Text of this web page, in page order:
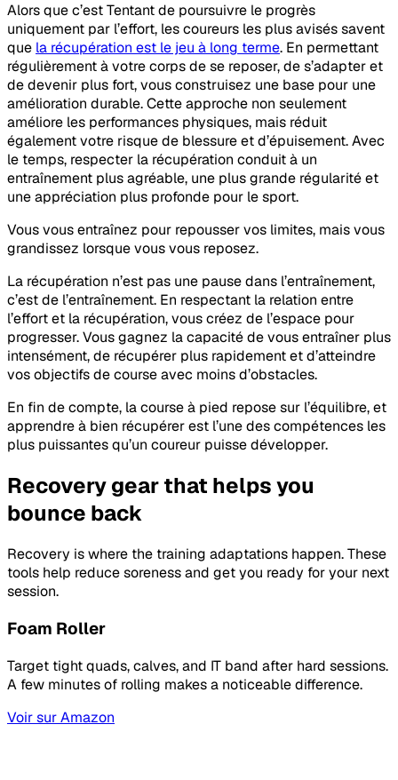
Alors que c’est Tentant de poursuivre le progrès
uniquement par l’effort, les coureurs les plus avisés savent
que la récupération est le jeu à long terme. En permettant
régulièrement à votre corps de se reposer, de s’adapter et
de devenir plus fort, vous construisez une base pour une
amélioration durable. Cette approche non seulement
améliore les performances physiques, mais réduit
également votre risque de blessure et d’épuisement. Avec
le temps, respecter la récupération conduit à un
entraînement plus agréable, une plus grande régularité et
une appréciation plus profonde pour le sport.
Vous vous entraînez pour repousser vos limites, mais vous
grandissez lorsque vous vous reposez.
La récupération n’est pas une pause dans l’entraînement,
c’est de l’entraînement. En respectant la relation entre
l’effort et la récupération, vous créez de l’espace pour
progresser. Vous gagnez la capacité de vous entraîner plus
intensément, de récupérer plus rapidement et d’atteindre
vos objectifs de course avec moins d’obstacles.
En fin de compte, la course à pied repose sur l’équilibre, et
apprendre à bien récupérer est l’une des compétences les
plus puissantes qu’un coureur puisse développer.
Recovery gear that helps you
bounce back
Recovery is where the training adaptations happen. These
tools help reduce soreness and get you ready for your next
session.
Foam Roller
Target tight quads, calves, and IT band after hard sessions.
A few minutes of rolling makes a noticeable difference.
Voir sur Amazon